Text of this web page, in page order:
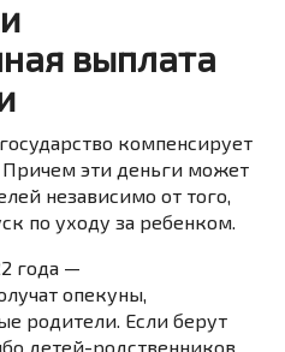
выплата
компенсирует
Причем эти деньги может
независимо от того,
по уходу за ребенком.
года —
опекуны,
родители. Если берут
детей-родственников,